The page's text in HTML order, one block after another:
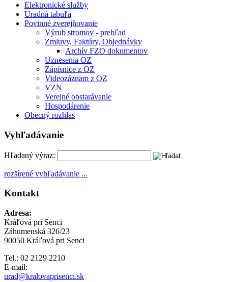
Elektronické služby
Uradná tabuľa
Povinné zverejňovanie
Výrub stromov - prehľad
Zmluvy, Faktúry, Objednávky
Archív FZO dokumentov
Uznesenia OZ
Zápisnice z OZ
Videozáznam z OZ
VZN
Verejné obstarávanie
Hospodárenie
Obecný rozhlas
Vyhľadávanie
Hľadaný výraz:
rozšírené vyhľadávanie ...
Kontakt
Adresa:
Kráľová pri Senci
Záhumenská 326/23
90050 Kráľová pri Senci
Tel.: 02 2129 2210
E-mail:
urad@kralovaprisenci.sk